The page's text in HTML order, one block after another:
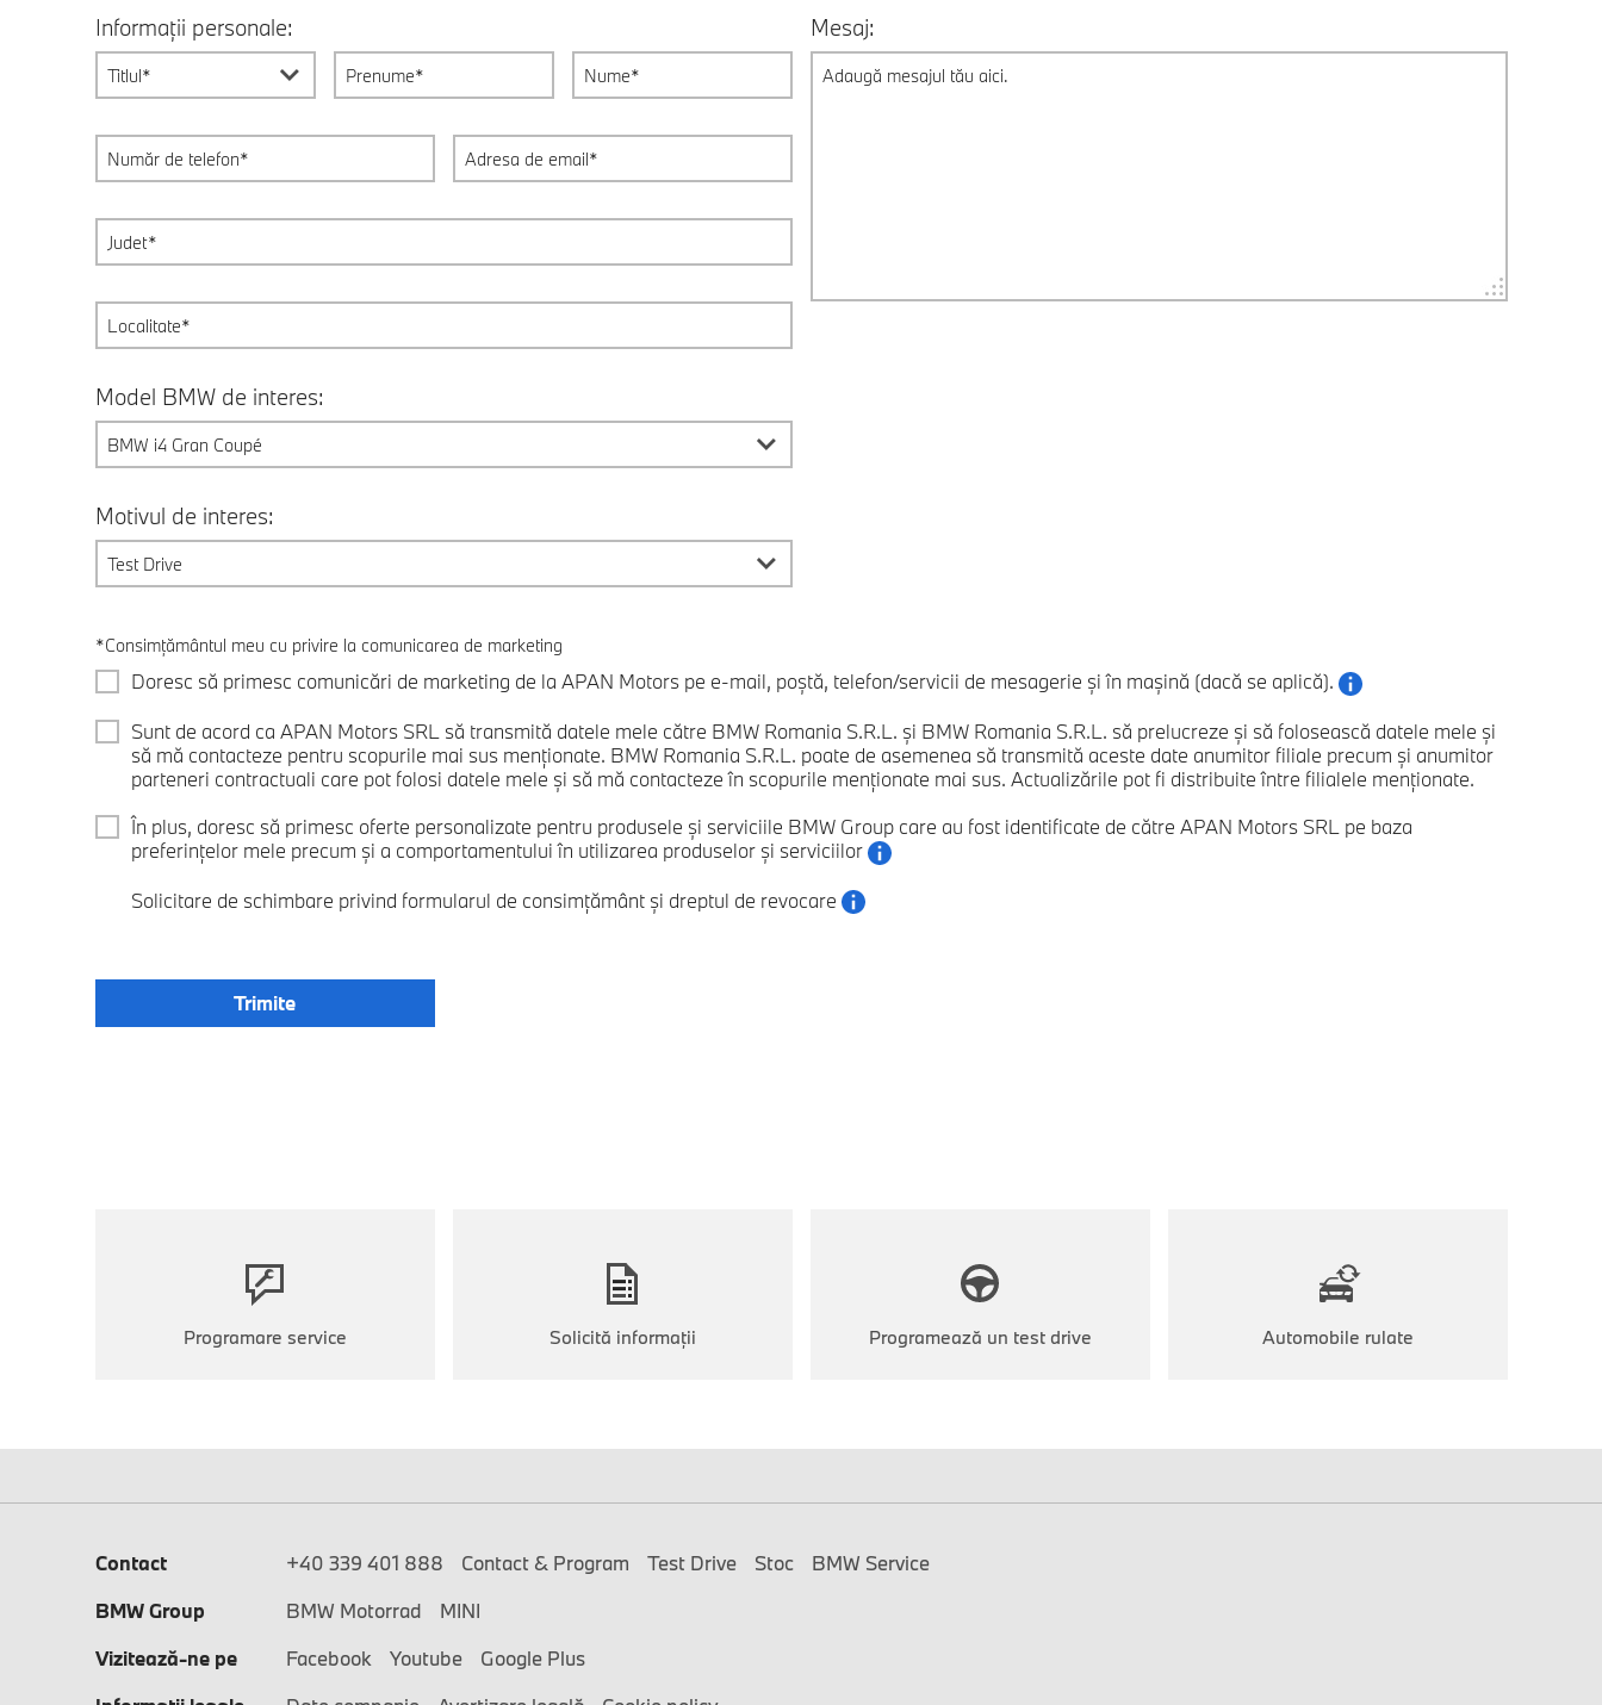
Informații personale:
Titlul*
Model BMW de interes:
BMW i4 Gran Coupé
Motivul de interes:
Test Drive
Mesaj:
*Consimțământul meu cu privire la comunicarea de marketing
Doresc să primesc comunicări de marketing de la APAN Motors pe e-mail, poștă, telefon/servicii de mesagerie și în mașină (dacă se aplică).
Sunt de acord ca APAN Motors SRL să transmită datele mele către BMW Romania S.R.L. și BMW Romania S.R.L. să prelucreze și să folosească datele mele și
să mă contacteze pentru scopurile mai sus menționate. BMW Romania S.R.L. poate de asemenea să transmită aceste date anumitor filiale precum și anumitor
parteneri contractuali care pot folosi datele mele și să mă contacteze în scopurile menționate mai sus. Actualizările pot fi distribuite între filialele menționate.
În plus, doresc să primesc oferte personalizate pentru produsele și serviciile BMW Group care au fost identificate de către APAN Motors SRL pe baza
preferințelor mele precum și a comportamentului în utilizarea produselor și serviciilor
Solicitare de schimbare privind formularul de consimțământ și dreptul de revocare
Programare service Solicită informații Programează un test drive Automobile rulate
Contact +40 339 401 888 Contact & Program Test Drive Stoc
BMW Service
BMW Group
BMW Motorrad
MINI
Vizitează-ne pe
Facebook Youtube
Google Plus